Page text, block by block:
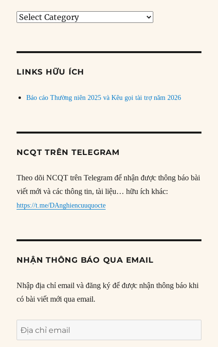
Tìm
đề
LINKS HỮU ÍCH
Báo cáo Thường niên 2025 và Kêu gọi tài trợ năm 2026
NCQT TRÊN TELEGRAM
Theo dõi NCQT trên Telegram để nhận được thông báo bài
viết mới và các thông tin, tài liệu… hữu ích khác:
https://t.me/DAnghiencuuquocte
NHẬN THÔNG BÁO QUA EMAIL
Nhập địa chỉ email và đăng ký để được nhận thông báo khi
có bài viết mới qua email.
Địa
chỉ